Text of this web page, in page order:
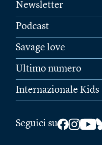
Newsletter
Podcast
Savage love
Ultimo numero
Internazionale Kids
Seguici su